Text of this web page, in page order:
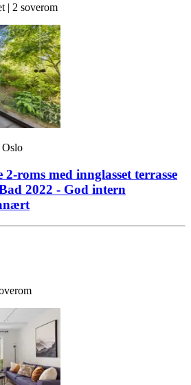
| 2 soverom
Oslo
roms med innglasset terrasse
2022 - God intern